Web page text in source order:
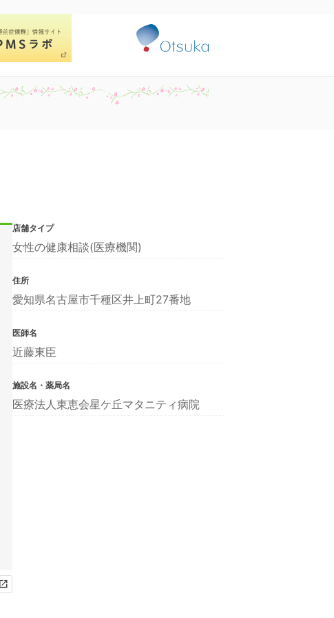
店舗タイプ
女性の健康相談(医療機関)
住所
愛知県名古屋市千種区井上町27番地
医師名
近藤東臣
施設名・薬局名
医療法人東恵会星ケ丘マタニティ病院